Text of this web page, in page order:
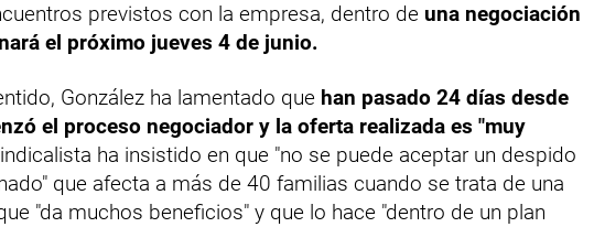
previstos con la empresa, dentro de una negociación
el próximo jueves 4 de junio.
González ha lamentado que han pasado 24 días desde
el proceso negociador y la oferta realizada es "muy
ha insistido en que "no se puede aceptar un despido
que afecta a más de 40 familias cuando se trata de una
"da muchos beneficios" y que lo hace "dentro de un plan